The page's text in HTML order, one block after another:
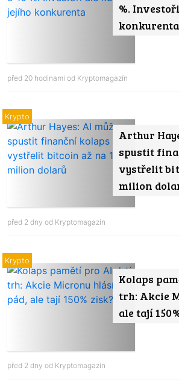
%.
konkurenta
před 20 hodinami od Kryptomagazín
Arthur
spustit
vystřelit
milion
Krypto
před 2 dny od Kryptomagazín
Kolaps
trh: Akcie
ale tají
Krypto
před 2 dny od Kryptomagazín